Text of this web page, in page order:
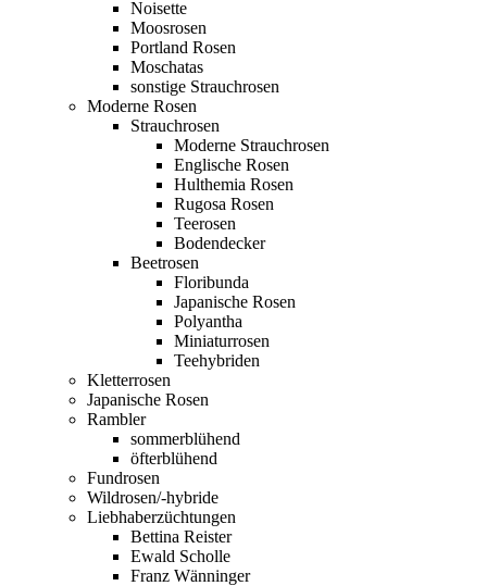
Noisette
Moosrosen
Portland Rosen
Moschatas
sonstige Strauchrosen
Moderne Rosen
Strauchrosen
Moderne Strauchrosen
Englische Rosen
Hulthemia Rosen
Rugosa Rosen
Teerosen
Bodendecker
Beetrosen
Floribunda
Japanische Rosen
Polyantha
Miniaturrosen
Teehybriden
Kletterrosen
Japanische Rosen
Rambler
sommerblühend
öfterblühend
Fundrosen
Wildrosen/-hybride
Liebhaberzüchtungen
Bettina Reister
Ewald Scholle
Franz Wänninger